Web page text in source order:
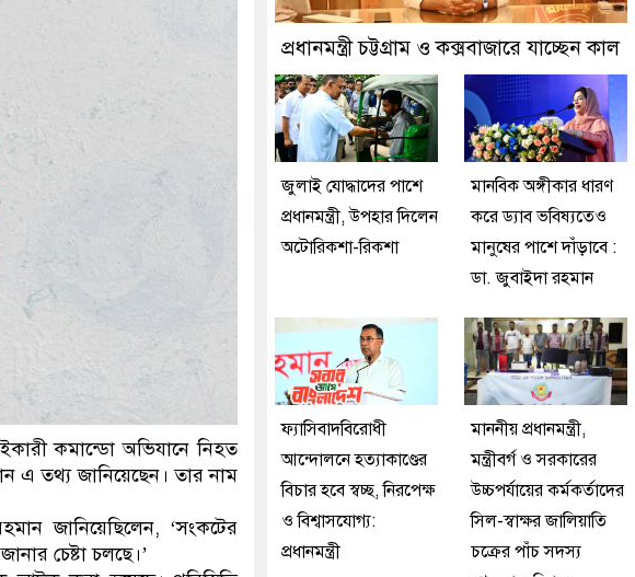
নেতৃত্ব ও গণতন্ত্রের মূর্তমান প্রতীক বেগম খালেদা জিয়া : তথ্যমন্ত্রী
কমান্ডো অভিযানে নিহত
এ তথ্য জানিয়েছেন। তার নাম
জানিয়েছিলেন, ‘সংকটের
চেষ্টা চলছে।’
প্রধানমন্ত্রী চট্টগ্রাম ও কক্সবাজারে যাচ্ছেন কাল
জুলাই যোদ্ধাদের পাশে
প্রধানমন্ত্রী, উপহার দিলেন
অটোরিকশা-রিকশা
মানবিক অঙ্গীকার ধারণ
করে ড্যাব ভবিষ্যতেও
মানুষের পাশে দাঁড়াবে :
ডা. জুবাইদা রহমান
ফ্যাসিবাদবিরোধী
আন্দোলনে হত্যাকাণ্ডের
বিচার হবে স্বচ্ছ, নিরপেক্ষ
ও বিশ্বাসযোগ্য:
প্রধানমন্ত্রী
মাননীয় প্রধানমন্ত্রী,
মন্ত্রীবর্গ ও সরকারের
উচ্চপর্যায়ের কর্মকর্তাদের
সিল-স্বাক্ষর জালিয়াতি
চক্রের পাঁচ সদস্য